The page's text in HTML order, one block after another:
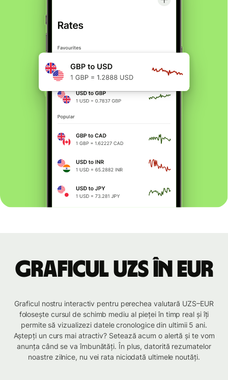
Graficul UZS în EUR
Graficul nostru interactiv pentru perechea valutară UZS–EUR
folosește cursul de schimb mediu al pieței în timp real și îți
permite să vizualizezi datele cronologice din ultimii 5 ani.
Aștepți un curs mai atractiv? Setează acum o alertă și te vom
anunța când se va îmbunătăți. În plus, datorită rezumatelor
noastre zilnice, nu vei rata niciodată ultimele noutăți.